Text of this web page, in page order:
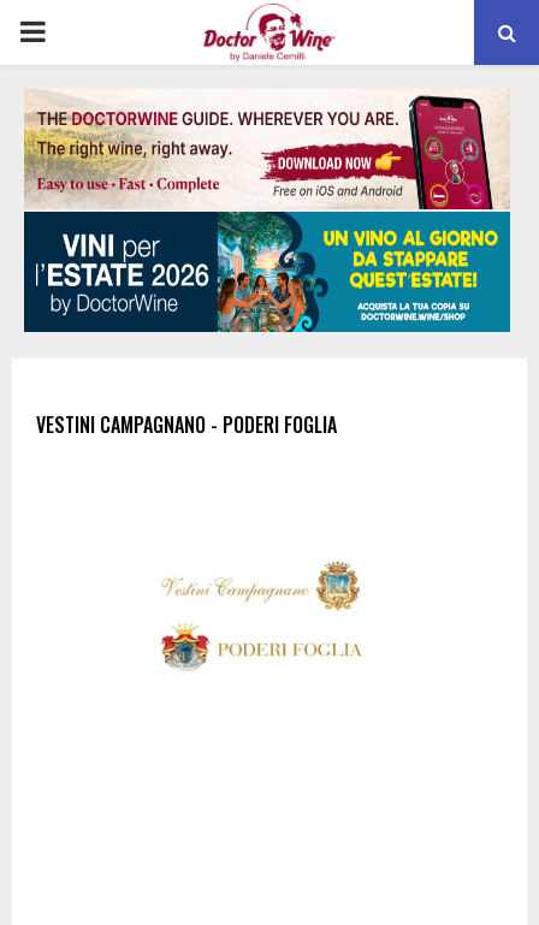
PRIMARY
MENU
VESTINI CAMPAGNANO - PODERI FOGLIA